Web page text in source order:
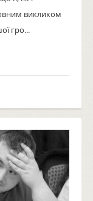
викликом
гро...